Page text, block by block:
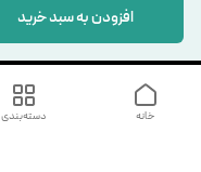
افزودن به سبد خرید
دسته‌بندی خانه